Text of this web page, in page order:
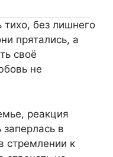
тихо, без лишнего
прятались, а
своё
не
реакция
в
стремлении к